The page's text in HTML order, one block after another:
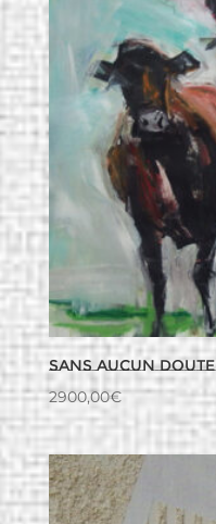
Sans aucun doute
2900,00€